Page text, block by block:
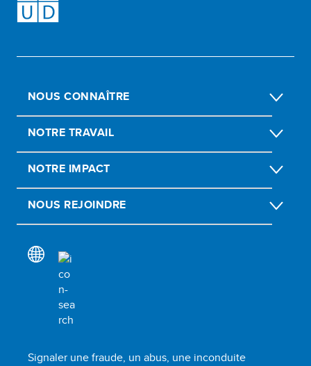
NOUS CONNAÎTRE
NOTRE TRAVAIL
NOTRE IMPACT
NOUS REJOINDRE
Signaler une fraude, un abus, une inconduite